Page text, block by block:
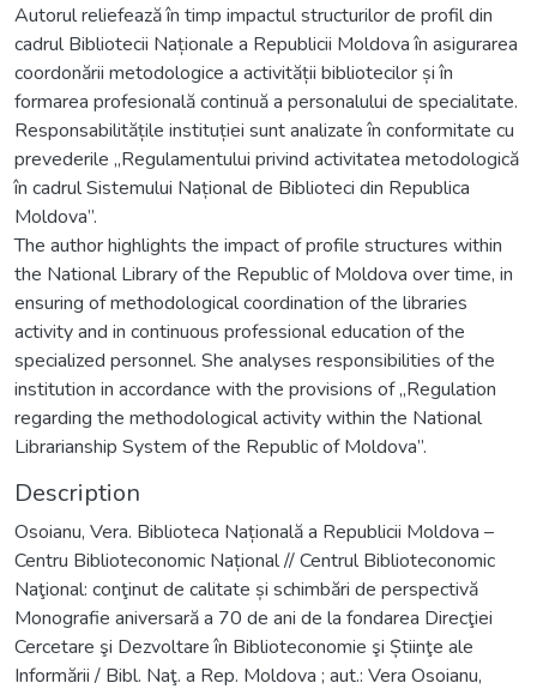
Autorul reliefează în timp impactul structurilor de profil din
cadrul Bibliotecii Naționale a Republicii Moldova în asigurarea
coordonării metodologice a activității bibliotecilor și în
formarea profesională continuă a personalului de specialitate.
Responsabilitățile instituției sunt analizate în conformitate cu
prevederile „Regulamentului privind activitatea metodologică
în cadrul Sistemului Național de Biblioteci din Republica
Moldova”.
The author highlights the impact of profile structures within
the National Library of the Republic of Moldova over time, in
ensuring of methodological coordination of the libraries
activity and in continuous professional education of the
specialized personnel. She analyses responsibilities of the
institution in accordance with the provisions of „Regulation
regarding the methodological activity within the National
Librarianship System of the Republic of Moldova”.
Description
Osoianu, Vera. Biblioteca Națională a Republicii Moldova –
Centru Biblioteconomic Național // Centrul Biblioteconomic
Naţional: conţinut de calitate și schimbări de perspectivă
Monografie aniversară a 70 de ani de la fondarea Direcţiei
Cercetare şi Dezvoltare în Biblioteconomie şi Știinţe ale
Informării / Bibl. Naţ. a Rep. Moldova ; aut.: Vera Osoianu,